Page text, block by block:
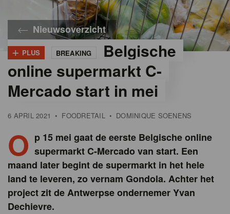
Nieuwsoverzicht
+ PLUS BREAKING
Belgische
online supermarkt C-
Mercado start in mei
6 APRIL 2021 • FOODRETAIL • DOMINIQUE SOENENS
O p 15 mei gaat de eerste Belgische online
supermarkt C-Mercado van start. Een
maand later begint de supermarkt in het hele
land te leveren, zo vernam Gondola. Achter het
project zit de Antwerpse ondernemer Yvan
Dechievre.